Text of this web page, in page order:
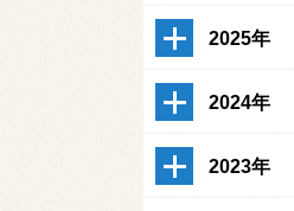
2025年
2024年
2023年